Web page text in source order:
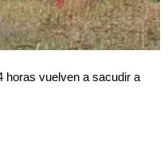
horas vuelven a sacudir a